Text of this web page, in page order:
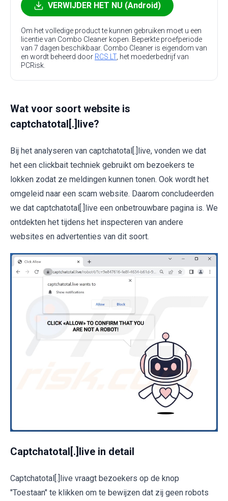
VERWIJDER HET NU (Android)
Om het volledige product te kunnen gebruiken moet u een
licentie van Combo Cleaner kopen. Beperkte proefperiode
van 7 dagen beschikbaar. Combo Cleaner is eigendom van
en wordt beheerd door RCS LT, het moederbedrijf van
PCRisk.
Wat voor soort website is
captchatotal[.]live?
Bij het analyseren van captchatotal[.]live, vonden we dat
het een clickbait techniek gebruikt om bezoekers te
lokken zodat ze meldingen kunnen tonen. Ook wordt het
omgeleid naar een scam website. Daarom concludeerden
we dat captchatotal[.]live een onbetrouwbare pagina is. We
ontdekten het tijdens het inspecteren van andere
websites en advertenties van dit soort.
Captchatotal[.]live in detail
Captchatotal[.]live vraagt bezoekers op de knop
"Toestaan" te klikken om te bewijzen dat zij geen robots